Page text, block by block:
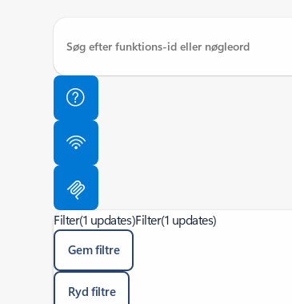
Filter(1 updates)
Gem filtre
Ryd filtre
Filter(1 updates)